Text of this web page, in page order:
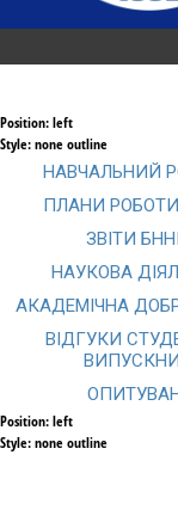
Position:left
Style:none outline
НАВЧАЛЬНИЙ
ПЛАНИ
ЗВІТИ
НАУКОВА
АКАДЕМІЧНА
ВІДГУКИ
Position:left
Style:none outline